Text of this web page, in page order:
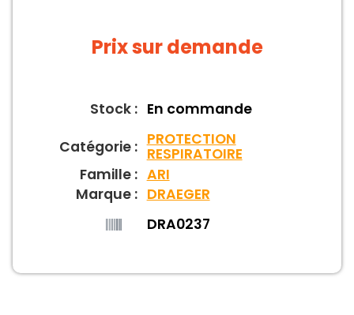
Prix sur demande
Stock : En commande
Catégorie :PROTECTION
RESPIRATOIRE
Famille : ARI
Marque : DRAEGER
DRA0237